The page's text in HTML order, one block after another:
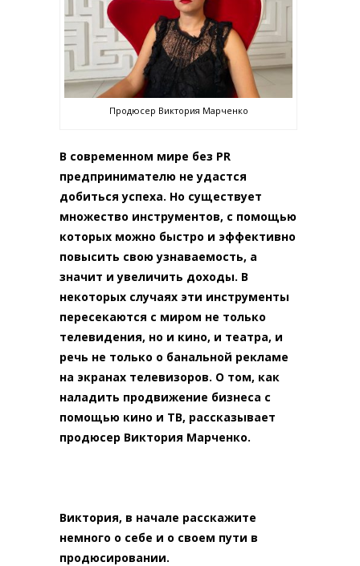
Продюсер Виктория Марченко
В современном мире без PR
предпринимателю не удастся
добиться успеха. Но существует
множество инструментов, с помощью
которых можно быстро и эффективно
повысить свою узнаваемость, а
значит и увеличить доходы. В
некоторых случаях эти инструменты
пересекаются с миром не только
телевидения, но и кино, и театра, и
речь не только о банальной рекламе
на экранах телевизоров. О том, как
наладить продвижение бизнеса с
помощью кино и ТВ, рассказывает
продюсер Виктория Марченко.
Виктория, в начале расскажите
немного о себе и о своем пути в
продюсировании.